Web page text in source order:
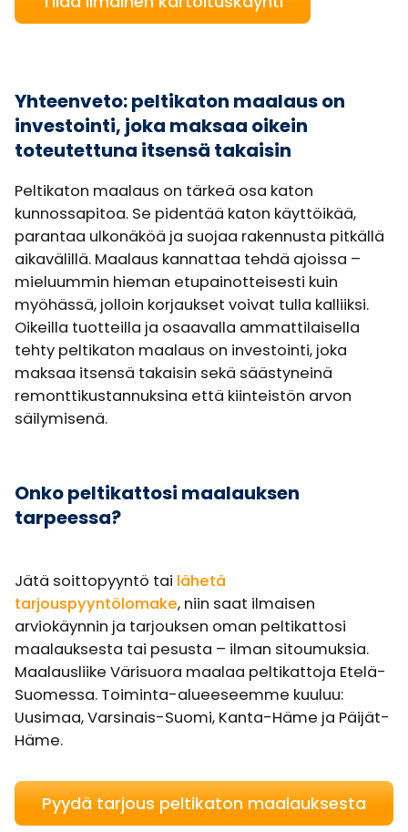
Yhteenveto: peltikaton maalaus on
investointi, joka maksaa oikein
toteutettuna itsensä takaisin
Peltikaton maalaus on tärkeä osa katon
kunnossapitoa. Se pidentää katon käyttöikää,
parantaa ulkonäköä ja suojaa rakennusta pitkällä
aikavälillä. Maalaus kannattaa tehdä ajoissa –
mieluummin hieman etupainotteisesti kuin
myöhässä, jolloin korjaukset voivat tulla kalliiksi.
Oikeilla tuotteilla ja osaavalla ammattilaisella
tehty peltikaton maalaus on investointi, joka
maksaa itsensä takaisin sekä säästyneinä
remonttikustannuksina että kiinteistön arvon
säilymisenä.
Onko peltikattosi maalauksen
tarpeessa?
Jätä soittopyyntö tai lähetä
tarjouspyyntölomake, niin saat ilmaisen
arviokäynnin ja tarjouksen oman peltikattosi
maalauksesta tai pesusta – ilman sitoumuksia.
Maalausliike Värisuora maalaa peltikattoja Etelä-
Suomessa. Toiminta-alueeseemme kuuluu:
Uusimaa, Varsinais-Suomi, Kanta-Häme ja Päijät-
Häme.
Pyydä tarjous peltikaton maalauksesta